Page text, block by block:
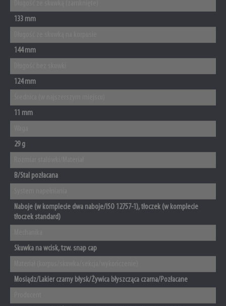
133 mm
144 mm
124 mm
11 mm
29 g
B/Stal pozłacana
Naboje (w komplecie dwa naboje/ISO 12757-1), tłoczek (w komplecie
tłoczek standard)
Skuwka na wcisk, tzw. snap cap
Mosiądz/Lakier czarny błysk/Żywica błyszcząca czarna/Pozłacane